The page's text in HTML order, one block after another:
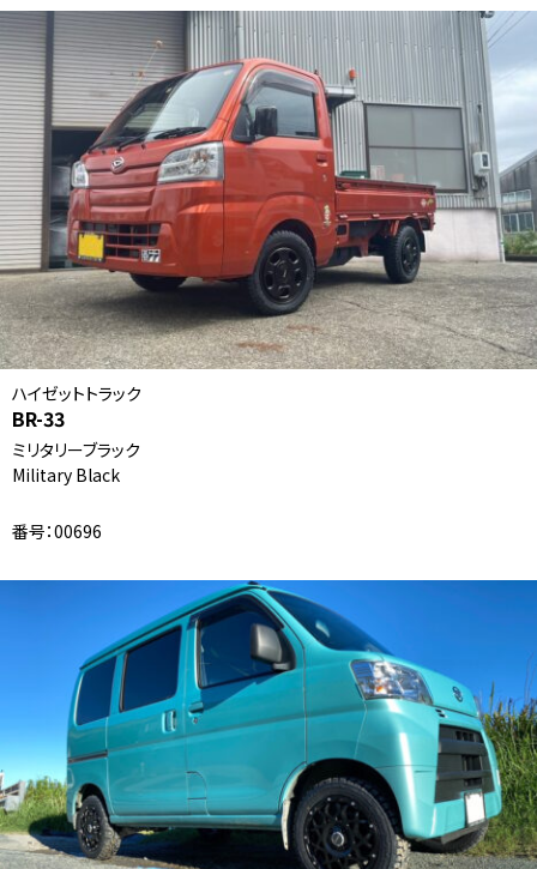
ハイゼットトラック
BR-33
ミリタリーブラック
Military Black
番号：00696